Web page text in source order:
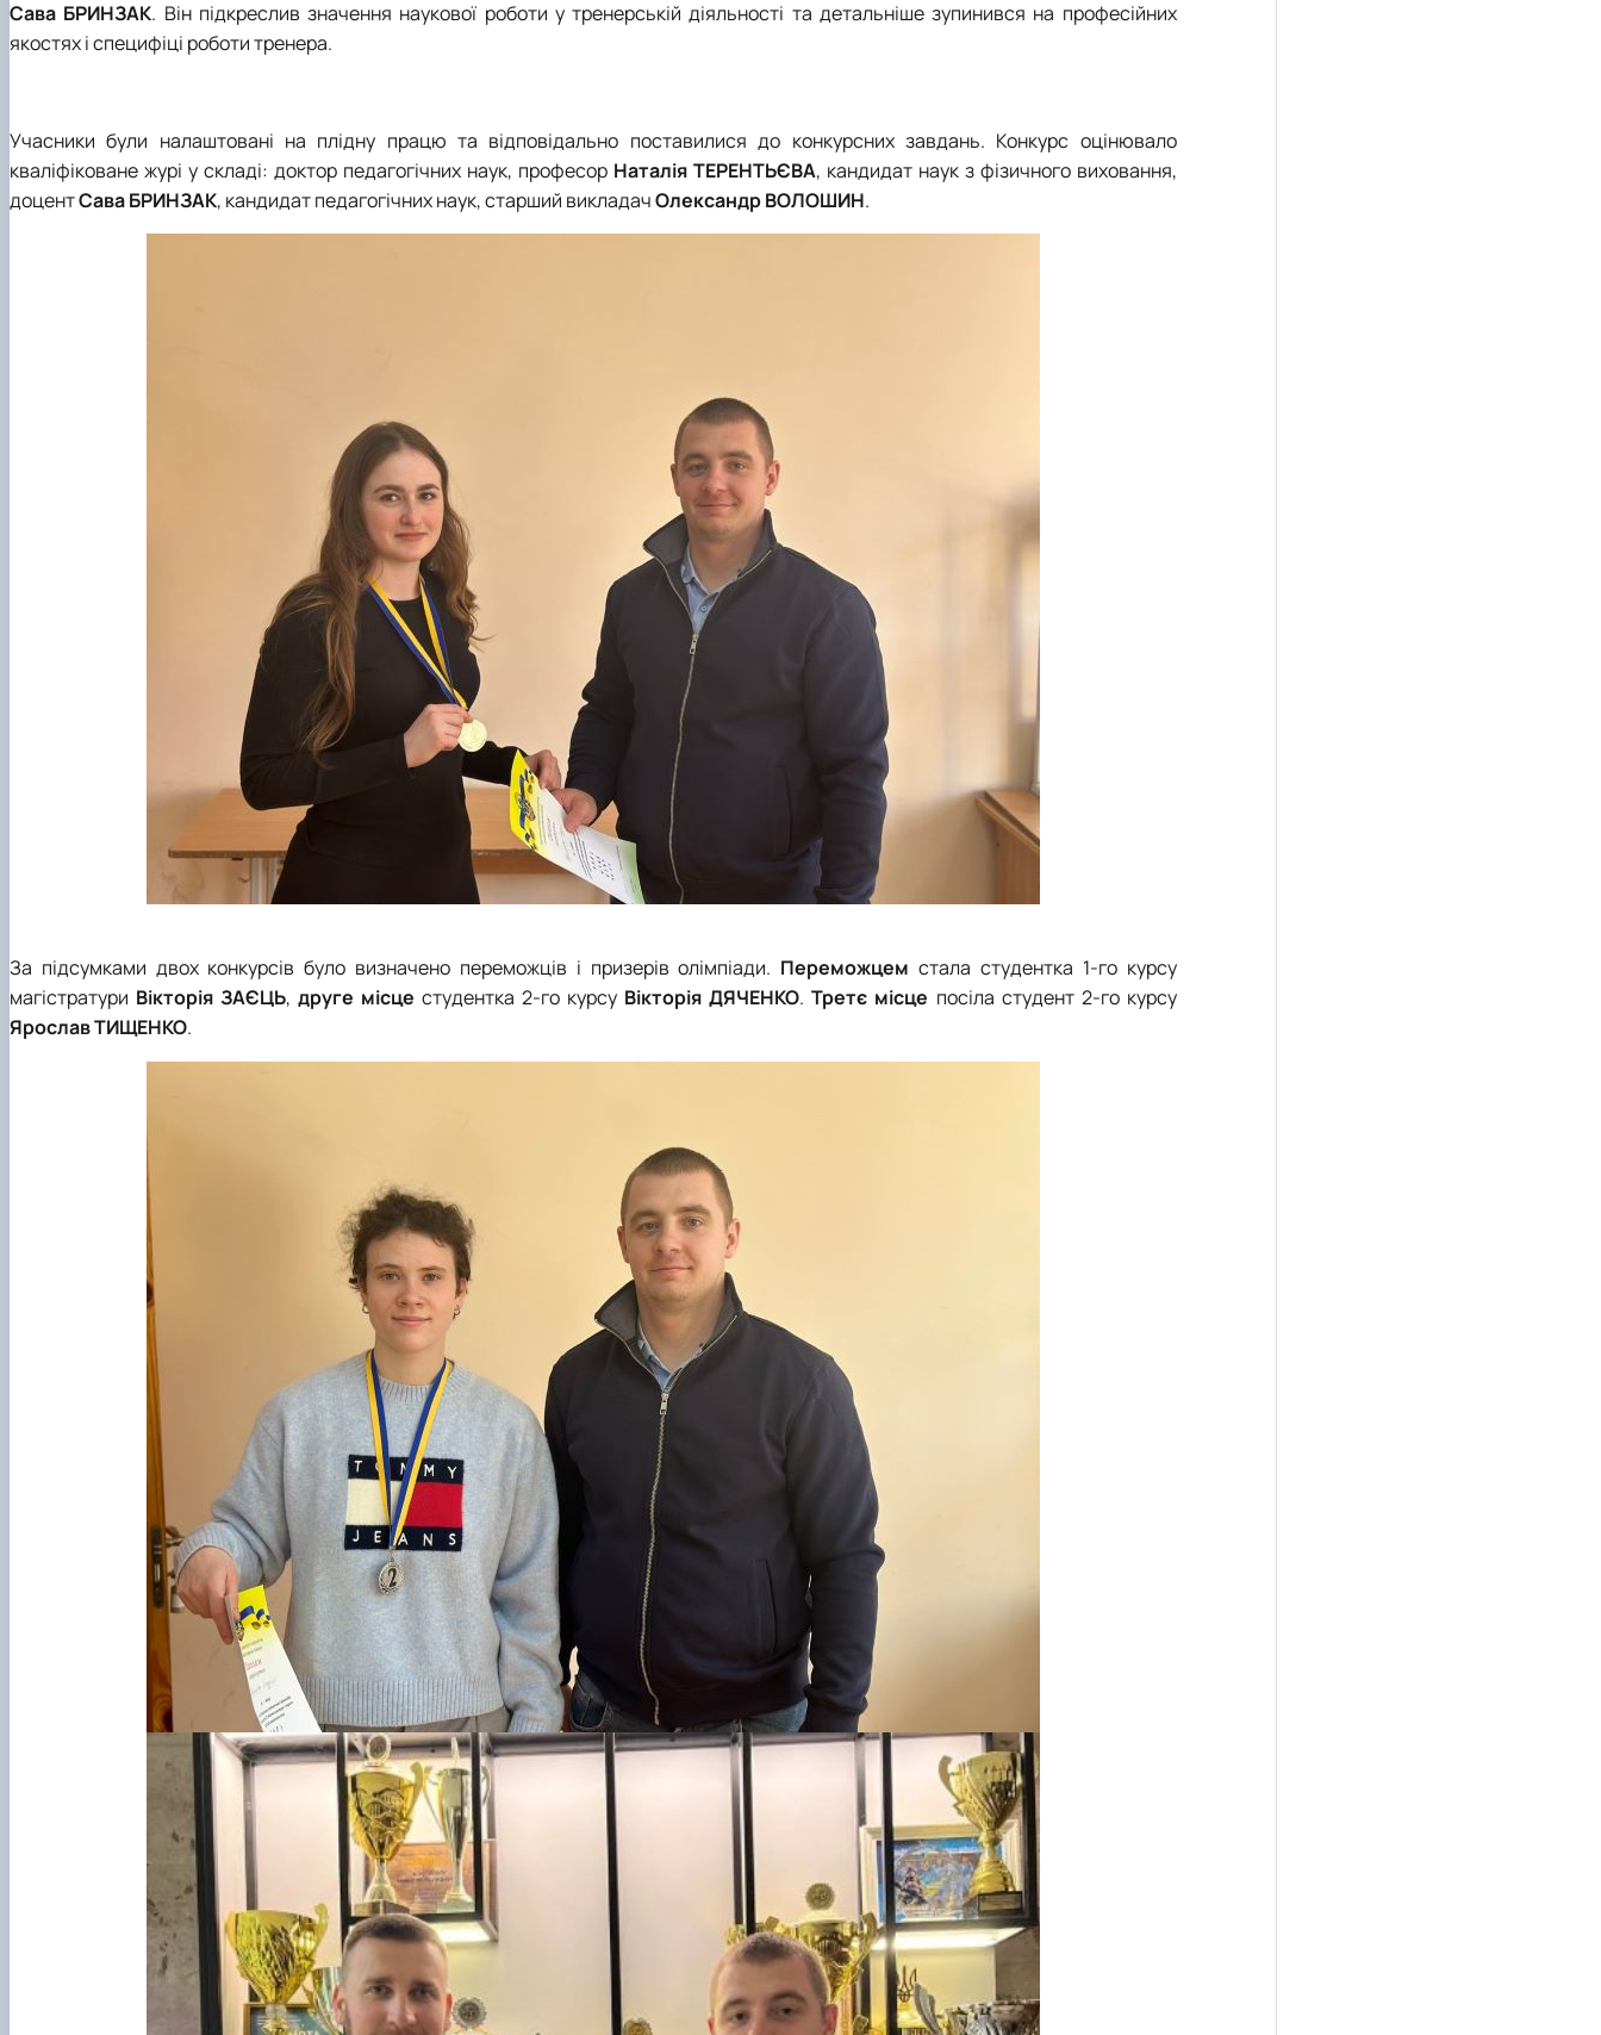
Сава БРИНЗАК. Він підкреслив значення наукової роботи у тренерській діяльності та детальніше зупинився на професійних
якостях і специфіці роботи тренера.
Учасники були налаштовані на плідну працю та відповідально поставилися до конкурсних завдань. Конкурс оцінювало
кваліфіковане журі у складі: доктор педагогічних наук, професор Наталія ТЕРЕНТЬЄВА, кандидат наук з фізичного виховання,
доцентСава БРИНЗАК, кандидат педагогічних наук, старший викладачОлександр ВОЛОШИН.
За підсумками двох конкурсів було визначено переможців і призерів олімпіади. Переможцем стала студентка 1-го курсу
магістратури Вікторія ЗАЄЦЬ,друге місце студентка 2-го курсу Вікторія ДЯЧЕНКО.Третє місце посіла студент 2-го курсу
Ярослав ТИЩЕНКО.